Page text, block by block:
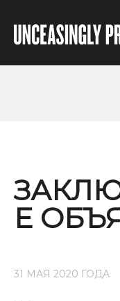
Е
31 МАЯ 2020 ГОДА